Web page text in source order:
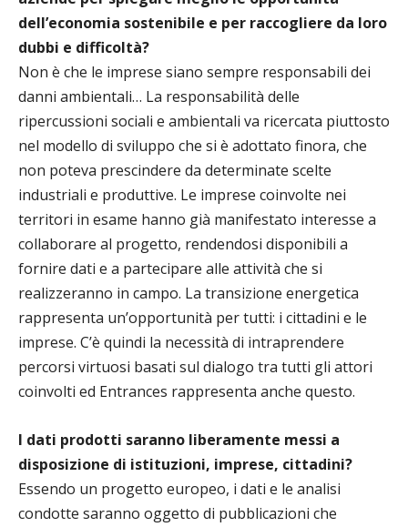
dell’economia sostenibile e per raccogliere da loro
dubbi e difficoltà?
Non è che le imprese siano sempre responsabili dei
danni ambientali… La responsabilità delle
ripercussioni sociali e ambientali va ricercata piuttosto
nel modello di sviluppo che si è adottato finora, che
non poteva prescindere da determinate scelte
industriali e produttive. Le imprese coinvolte nei
territori in esame hanno già manifestato interesse a
collaborare al progetto, rendendosi disponibili a
fornire dati e a partecipare alle attività che si
realizzeranno in campo. La transizione energetica
rappresenta un’opportunità per tutti: i cittadini e le
imprese. C’è quindi la necessità di intraprendere
percorsi virtuosi basati sul dialogo tra tutti gli attori
coinvolti ed Entrances rappresenta anche questo.
I dati prodotti saranno liberamente messi a
disposizione di istituzioni, imprese, cittadini?
Essendo un progetto europeo, i dati e le analisi
condotte saranno oggetto di pubblicazioni che